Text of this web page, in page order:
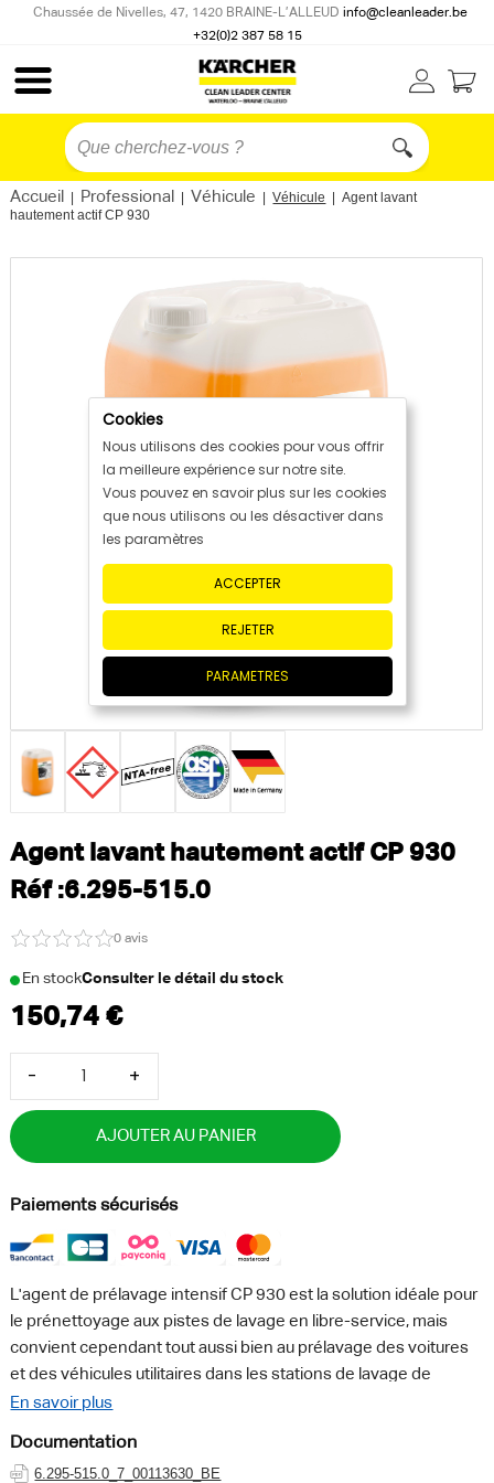
Chaussée de Nivelles, 47, 1420 BRAINE-L’ALLEUD info@cleanleader.be
+32(0)2 387 58 15
Accueil | Professional |Véhicule |Véhicule |Agent lavant
hautement actif CP 930
Agent lavant hautement actif CP 930
Réf :6.295-515.0
0 avis
En stockConsulter le détail du stock
- +
AJOUTER AU PANIER
Paiements sécurisés
L'agent de prélavage intensif CP 930 est la solution idéale pour
le prénettoyage aux pistes de lavage en libre-service, mais
convient cependant tout aussi bien au prélavage des voitures
et des véhicules utilitaires dans les stations de lavage de
véhicules. Cet agent de préaspersion efficace permet un
En savoir plus
Documentation
6.295-515.0_7_00113630_BE
Cookies
Nous utilisons des cookies pour vous offrir
la meilleure expérience sur notre site.
Vous pouvez en savoir plus sur les cookies
que nous utilisons ou les désactiver dans
les paramètres
ACCEPTER
REJETER
PARAMETRES